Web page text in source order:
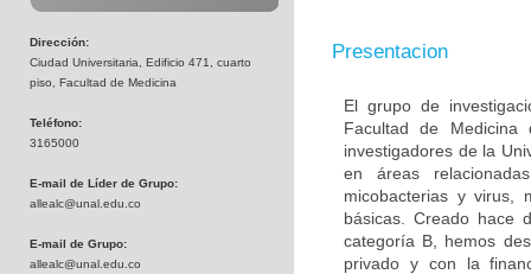
Dirección:
Ciudad Universitaria, Edificio 471, cuarto
piso, Facultad de Medicina
Teléfono:
3165000
E-mail de Líder de Grupo:
allealc@unal.edu.co
E-mail de Grupo:
allealc@unal.edu.co
Presentacion
El grupo de
Facultad de
investigadores de la
en áreas
micobacterias y virus,
básicas. Creado hace
categoría B, hemos
privado y con la